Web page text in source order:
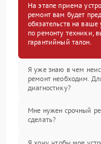
На этапе приема
ремонт вам будет
обязательств на ваше
по ремонту техники,
гарантийный талон.
Я уже знаю в чем
ремонт необходим.
диагностику?
Мне нужен срочный
сделать?